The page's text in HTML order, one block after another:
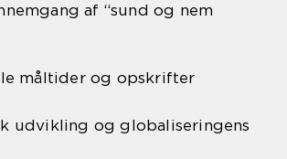
af “sund og nem
måltider og opskrifter
udvikling og globaliseringens